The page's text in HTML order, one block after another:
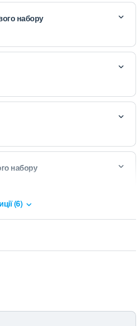
набору
набору
(6)